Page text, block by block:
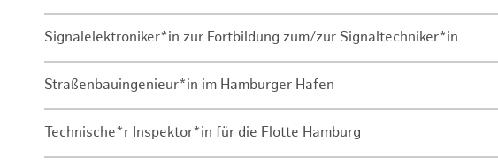
Signalelektroniker*in zur Fortbildung zum/zur Signaltechniker*in
Straßenbauingenieur*in im Hamburger Hafen
Technische*r Inspektor*in für die Flotte Hamburg